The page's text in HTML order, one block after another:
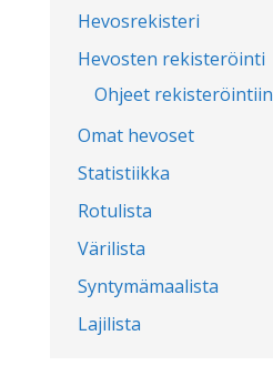
Hevosrekisteri
Hevosten rekisteröinti
Ohjeet rekisteröintiin
Omat hevoset
Statistiikka
Rotulista
Värilista
Syntymämaalista
Lajilista